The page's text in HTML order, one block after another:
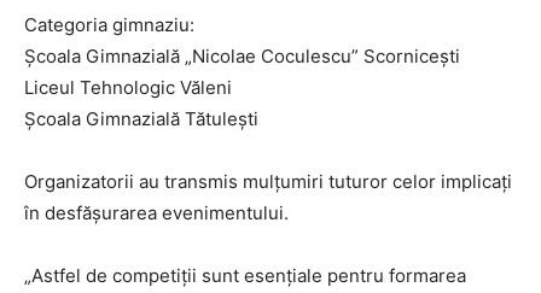
Categoria gimnaziu:
Școala Gimnazială „Nicolae Coculescu” Scornicești
Liceul Tehnologic Văleni
Școala Gimnazială Tătulești
Organizatorii au transmis mulțumiri tuturor celor implicați
în desfășurarea evenimentului.
„Astfel de competiții sunt esențiale pentru formarea